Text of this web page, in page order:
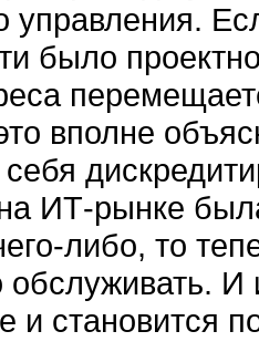
управления.
было
вполне
ИТ-рынке
либо, то
обслуживать. И
и становится